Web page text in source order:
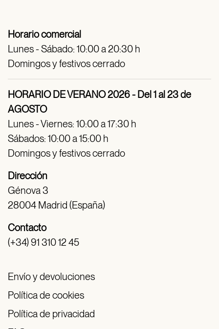
Horario comercial
Lunes - Sábado: 10:00 a 20:30 h
Domingos y festivos cerrado
HORARIO DE VERANO 2026 - Del 1 al 23 de
AGOSTO
Lunes - Viernes: 10:00 a 17:30 h
Sábados: 10:00 a 15:00 h
Domingos y festivos cerrado
Dirección
Génova 3
28004 Madrid (España)
Contacto
(+34) 91 310 12 45
Envío y devoluciones
Política de cookies
Política de privacidad